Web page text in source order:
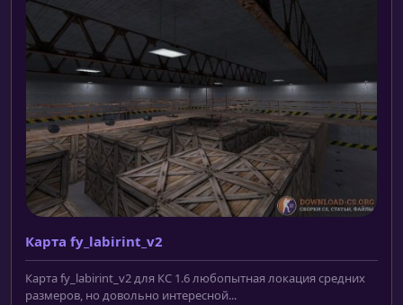
Карта fy_labirint_v2
Карта fy_labirint_v2 для КС 1.6 любопытная локация средних
размеров, но довольно интересной...